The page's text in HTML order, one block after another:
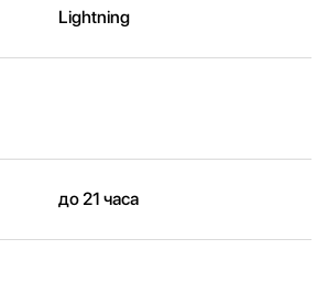
Lightning
до 21 часа